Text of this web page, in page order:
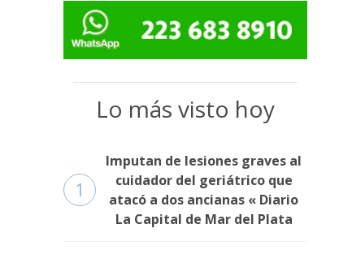
Lo más visto hoy
1
Imputan de lesiones graves al
cuidador del geriátrico que
atacó a dos ancianas « Diario
La Capital de Mar del Plata